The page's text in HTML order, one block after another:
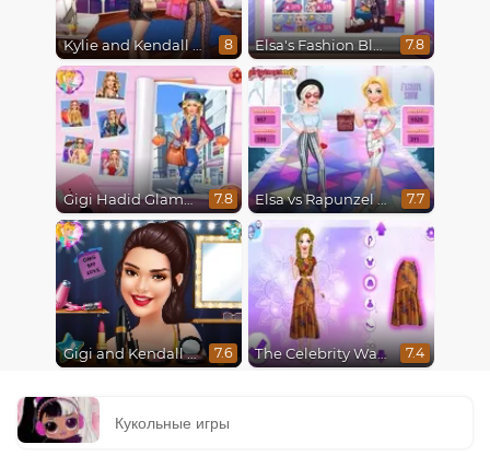
Kylie and Kendall Sisters Break Up 8 Elsa's Fashion Blog 7.8
Gigi Hadid Glamourous Lifestyle 7.8 Elsa vs Rapunzel Fashion Game 7.7
Gigi and Kendall Fashionistas 7.6 The Celebrity Way Of Life 7.4
Кукольные игры